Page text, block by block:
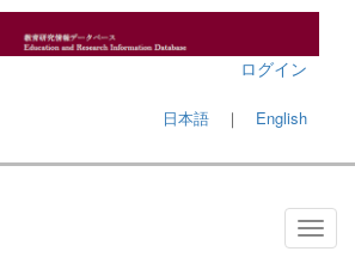
ログイン
日本語 ｜ English